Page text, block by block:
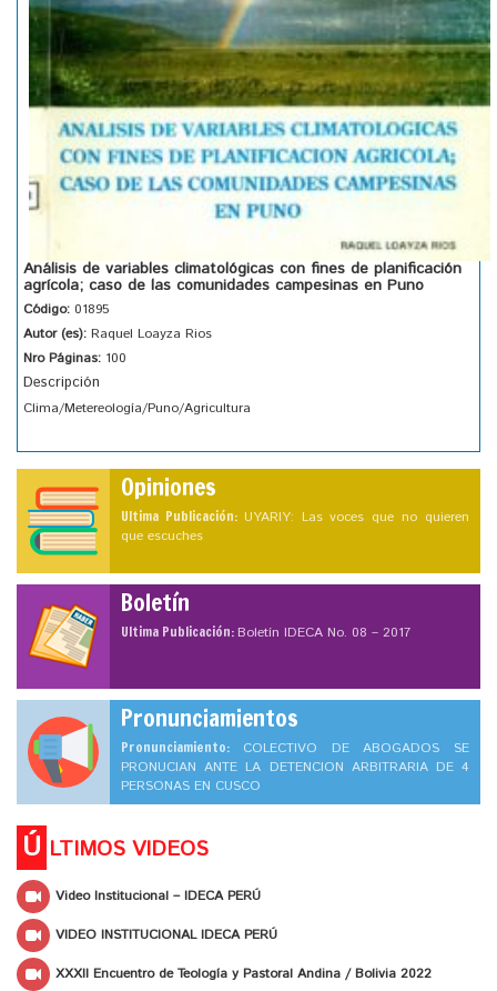
Análisis de variables climatológicas con fines de planificación
agrícola; caso de las comunidades campesinas en Puno
Código: 01895
Autor (es): Raquel Loayza Rios
Nro Páginas: 100
Descripción
Clima/Metereología/Puno/Agricultura
Opiniones
Ultima Publicación: UYARIY: Las voces que no quieren
que escuches
Boletín
Ultima Publicación:Boletín IDECA No. 08 – 2017
Pronunciamientos
Pronunciamiento: COLECTIVO DE ABOGADOS SE
PRONUCIAN ANTE LA DETENCION ARBITRARIA DE 4
PERSONAS EN CUSCO
Ú LTIMOS VIDEOS
Video Institucional – IDECA PERÚ
VIDEO INSTITUCIONAL IDECA PERÚ
XXXII Encuentro de Teología y Pastoral Andina / Bolivia 2022